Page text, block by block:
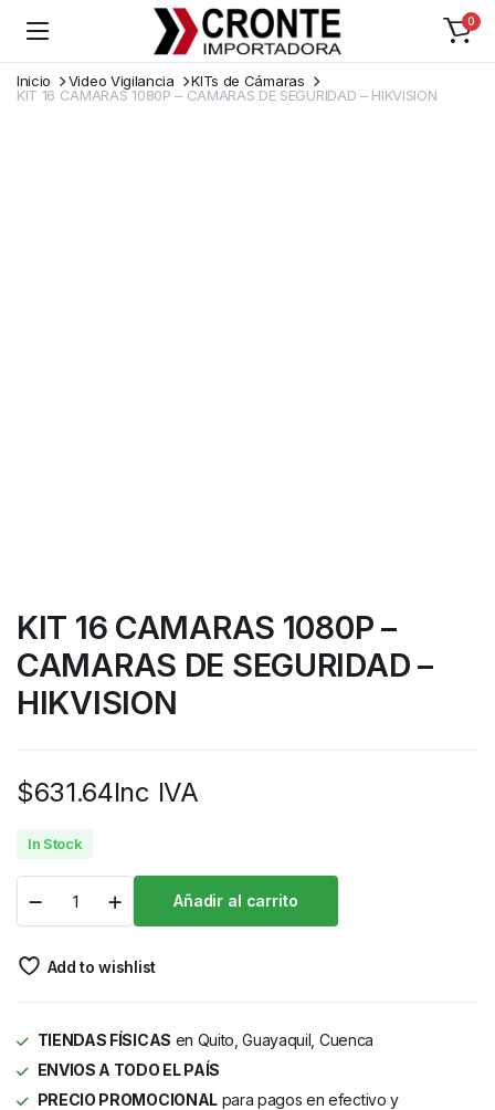
0
Inicio Video Vigilancia
KITs de Cámaras
KIT 16 CAMARAS 1080P – CAMARAS DE SEGURIDAD – HIKVISION
KIT 16 CAMARAS 1080P –
CAMARAS DE SEGURIDAD –
HIKVISION
$631.64Inc IVA
In Stock
Añadir al carrito
Add to wishlist
TIENDAS FÍSICAS en Quito, Guayaquil, Cuenca
ENVIOS A TODO EL PAÍS
PRECIO PROMOCIONALpara pagos en efectivo y